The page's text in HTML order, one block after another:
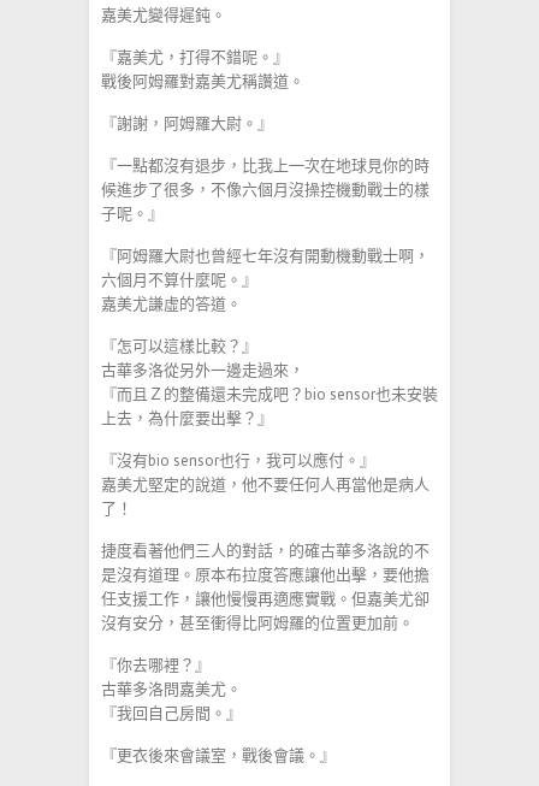
嘉美尤變得遲鈍。
『嘉美尤，打得不錯呢。』
戰後阿姆羅對嘉美尤稱讚道。
『謝謝，阿姆羅大尉。』
『一點都沒有退步，比我上一次在地球見你的時
候進步了很多，不像六個月沒操控機動戰士的樣
子呢。』
『阿姆羅大尉也曾經七年沒有開動機動戰士啊，
六個月不算什麼呢。』
嘉美尤謙虛的答道。
『怎可以這樣比較？』
古華多洛從另外一邊走過來，
『而且Ｚ的整備還未完成吧？bio sensor也未安裝
上去，為什麼要出擊？』
『沒有bio sensor也行，我可以應付。』
嘉美尤堅定的說道，他不要任何人再當他是病人
了！
捷度看著他們三人的對話，的確古華多洛說的不
是沒有道理。原本布拉度答應讓他出擊，要他擔
任支援工作，讓他慢慢再適應實戰。但嘉美尤卻
沒有安分，甚至衝得比阿姆羅的位置更加前。
『你去哪裡？』
古華多洛問嘉美尤。
『我回自己房間。』
『更衣後來會議室，戰後會議。』